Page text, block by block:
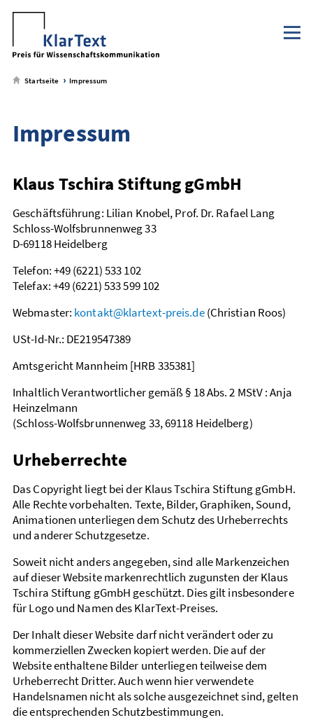
zum
Metamenü
zum
Hauptmenü
zum
Seiteninhalt
zum
Footer-
Menü
Startseite Impressum
Impressum
Klaus Tschira Stiftung gGmbH
Geschäftsführung: Lilian Knobel, Prof. Dr. Rafael Lang
Schloss-Wolfsbrunnenweg 33
D-69118 Heidelberg
Telefon: +49 (6221) 533 102
Telefax: +49 (6221) 533 599 102
Webmaster: kontakt@klartext-preis.de(Christian Roos)
USt-Id-Nr.: DE219547389
Amtsgericht Mannheim [HRB 335381]
Inhaltlich Verantwortlicher gemäß § 18 Abs. 2 MStV : Anja
Heinzelmann
(Schloss-Wolfsbrunnenweg 33, 69118 Heidelberg)
Urheberrechte
Das Copyright liegt bei der Klaus Tschira Stiftung gGmbH.
Alle Rechte vorbehalten. Texte, Bilder, Graphiken, Sound,
Animationen unterliegen dem Schutz des Urheberrechts
und anderer Schutzgesetze.
Soweit nicht anders angegeben, sind alle Markenzeichen
auf dieser Website markenrechtlich zugunsten der Klaus
Tschira Stiftung gGmbH geschützt. Dies gilt insbesondere
für Logo und Namen des KlarText-Preises.
Der Inhalt dieser Website darf nicht verändert oder zu
kommerziellen Zwecken kopiert werden. Die auf der
Website enthaltene Bilder unterliegen teilweise dem
Urheberrecht Dritter. Auch wenn hier verwendete
Handelsnamen nicht als solche ausgezeichnet sind, gelten
die entsprechenden Schutzbestimmungen.